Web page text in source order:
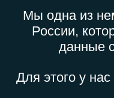
Мы одна из
России,
данные
Для этого у